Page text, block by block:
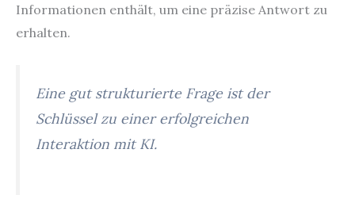
Informationen enthält, um eine präzise Antwort zu
erhalten.
Eine gut strukturierte Frage ist der
Schlüssel zu einer erfolgreichen
Interaktion mit KI.